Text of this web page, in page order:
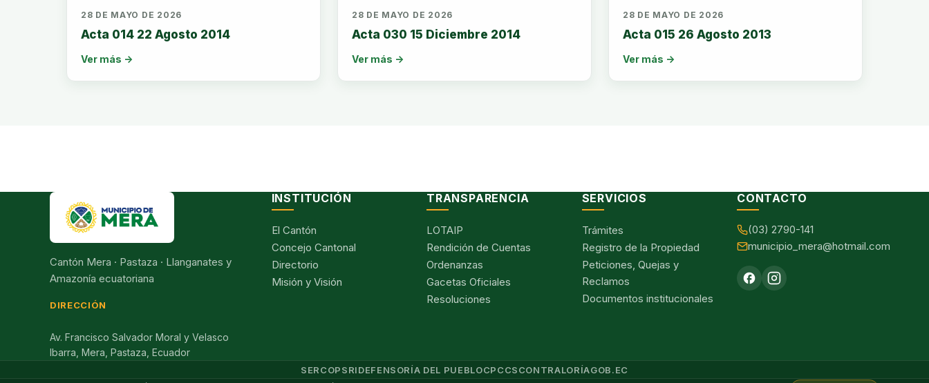
28 DE MAYO DE 2026
Acta 014 22 Agosto 2014
Ver más →
28 DE MAYO DE 2026
Acta 030 15 Diciembre 2014
Ver más →
28 DE MAYO DE 2026
Acta 015 26 Agosto 2013
Ver más →
Cantón Mera · Pastaza · Llanganates y
Amazonía ecuatoriana
DIRECCIÓN
Av. Francisco Salvador Moral y Velasco
Ibarra, Mera, Pastaza, Ecuador
INSTITUCIÓN
El Cantón
Concejo Cantonal
Directorio
Misión y Visión
TRANSPARENCIA
LOTAIP
Rendición de Cuentas
Ordenanzas
Gacetas Oficiales
Resoluciones
SERVICIOS
Trámites
Registro de la Propiedad
Peticiones, Quejas y
Reclamos
Documentos institucionales
CONTACTO
(03) 2790-141
municipio_mera@hotmail.com
SERCOPSRIDEFENSORÍA DEL PUEBLOCPCCSCONTRALORÍAGOB.EC